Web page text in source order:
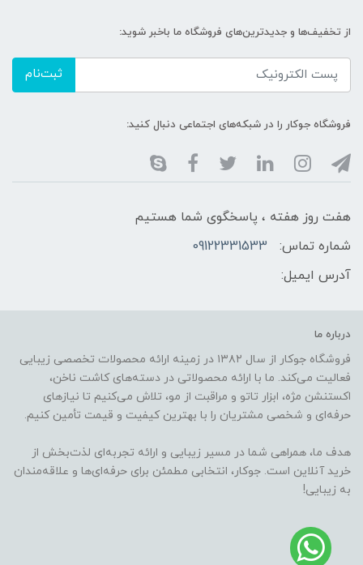
از تخفیف‌ها و جدیدترین‌های فروشگاه ما باخبر شوید:
ثبت‌نام
فروشگاه جوکار را در شبکه‌های اجتماعی دنبال کنید:
هفت روز هفته ، پاسخگوی شما هستیم
شماره تماس:
09122331533
آدرس ایمیل:
درباره ما
فروشگاه جوکار از سال ۱۳۸۲ در زمینه ارائه محصولات تخصصی زیبایی
فعالیت می‌کند. ما با ارائه محصولاتی در دسته‌های کاشت ناخن،
اکستنشن مژه، ابزار تاتو و مراقبت از مو، تلاش می‌کنیم تا نیازهای
حرفه‌ای و شخصی مشتریان را با بهترین کیفیت و قیمت تأمین کنیم.
هدف ما، همراهی شما در مسیر زیبایی و ارائه تجربه‌ای لذت‌بخش از
خرید آنلاین است. جوکار، انتخابی مطمئن برای حرفه‌ای‌ها و علاقه‌مندان
به زیبایی!